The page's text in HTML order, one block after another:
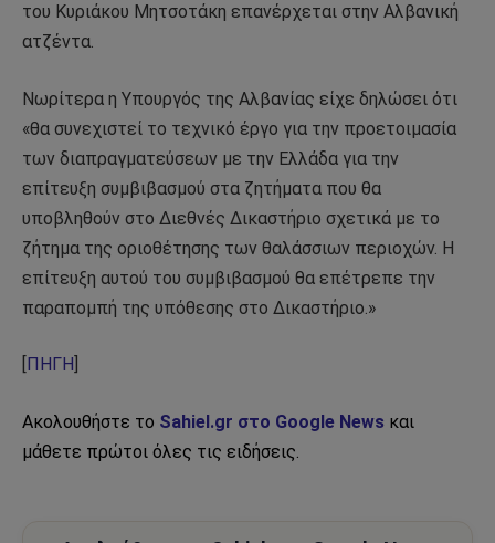
του Κυριάκου Μητσοτάκη επανέρχεται στην Αλβανική
ατζέντα.
Νωρίτερα η Υπουργός της Αλβανίας είχε δηλώσει ότι
«θα συνεχιστεί το τεχνικό έργο για την προετοιμασία
των διαπραγματεύσεων με την Ελλάδα για την
επίτευξη συμβιβασμού στα ζητήματα που θα
υποβληθούν στο Διεθνές Δικαστήριο σχετικά με το
ζήτημα της οριοθέτησης των θαλάσσιων περιοχών. Η
επίτευξη αυτού του συμβιβασμού θα επέτρεπε την
παραπομπή της υπόθεσης στο Δικαστήριο.»
ΠΗΓΗ
Ακολουθήστε το Sahiel.gr στο Google News και
μάθετε πρώτοι όλες τις ειδήσεις.